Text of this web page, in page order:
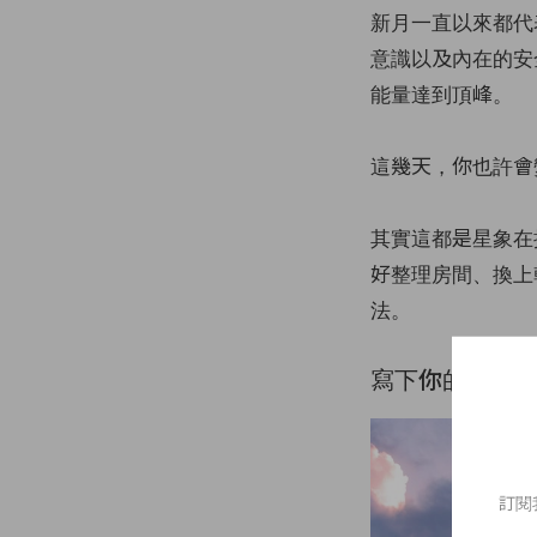
新月一直以來都
意識以及內在的
能量達到頂峰。
這幾天，你也許
其實這都是星象
好整理房間、換
法。
寫下你的專屬
訂閱